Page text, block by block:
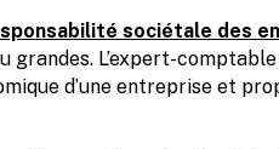
sociétale des
L’expert-
d’une entreprise et